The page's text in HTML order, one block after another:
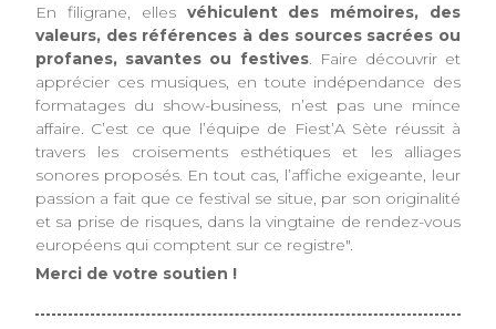
En filigrane, elles véhiculent des mémoires, des
valeurs, des références à des sources sacrées ou
profanes, savantes ou festives. Faire découvrir et
apprécier ces musiques, en toute indépendance des
formatages du show-business, n’est pas une mince
affaire. C’est ce que l’équipe de Fiest’A Sète réussit à
travers les croisements esthétiques et les alliages
sonores proposés. En tout cas, l’affiche exigeante, leur
passion a fait que ce festival se situe, par son originalité
et sa prise de risques, dans la vingtaine de rendez-vous
européens qui comptent sur ce registre".
Merci de votre soutien !